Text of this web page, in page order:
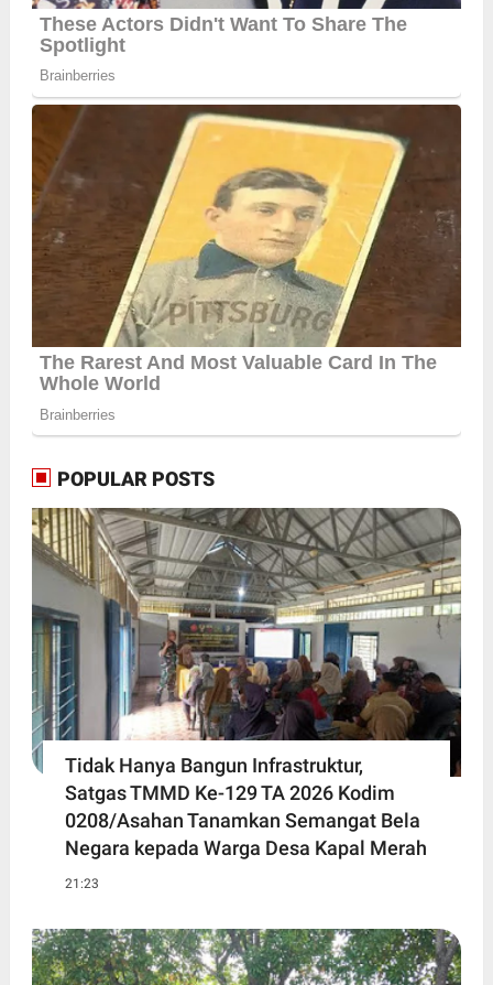
POPULAR POSTS
Tidak Hanya Bangun Infrastruktur,
Satgas TMMD Ke-129 TA 2026 Kodim
0208/Asahan Tanamkan Semangat Bela
Negara kepada Warga Desa Kapal Merah
21:23